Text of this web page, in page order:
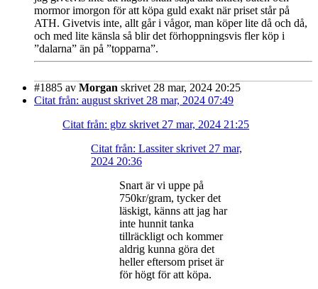
mormor imorgon för att köpa guld exakt när priset står på
ATH. Givetvis inte, allt går i vågor, man köper lite då och då,
och med lite känsla så blir det förhoppningsvis fler köp i
”dalarna” än på ”topparna”.
#1885 av Morgan skrivet 28 mar, 2024 20:25
Citat från: august skrivet 28 mar, 2024 07:49
Citat från: gbz skrivet 27 mar, 2024 21:25
Citat från: Lassiter skrivet 27 mar,
2024 20:36
Snart är vi uppe på
750kr/gram, tycker det
läskigt, känns att jag har
inte hunnit tanka
tillräckligt och kommer
aldrig kunna göra det
heller eftersom priset är
för högt för att köpa.